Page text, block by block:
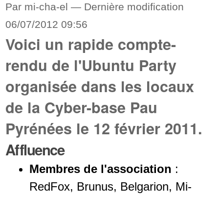
Par mi-cha-el — Dernière modification
06/07/2012 09:56
Voici un rapide compte-
rendu de l'Ubuntu Party
organisée dans les locaux
de la Cyber-base Pau
Pyrénées le 12 février 2011.
Affluence
Membres de l'association :
RedFox, Brunus, Belgarion, Mi-